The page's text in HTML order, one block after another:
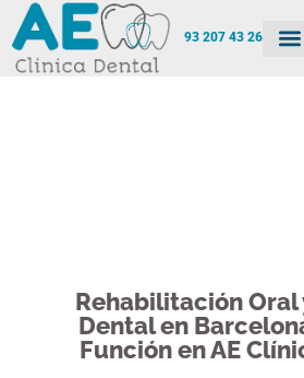
93 207 43 26
Rehabilitación Oral
Dental en
Función en AE